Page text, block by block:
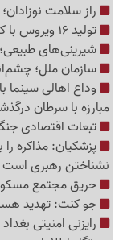
راز سلامت
تولید 16 ویروس با کمک هوش مصنوعی!
شیرینی‌های
سازمان ملل؛
مبارزه با سرطان
تبعات اقتصادی
پزشکیان: مذاکره
نشناختن رهبری است
حریق مجتمع
جو کنت: تهدید
رایزنی امنیتی